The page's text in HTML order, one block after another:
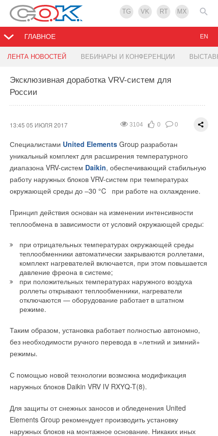
TG VK RT MX
ГЛАВНОЕ
ЛЕНТА НОВОСТЕЙ ВЕБИНАРЫ И КОНФЕРЕНЦИИ
EN
Эксклюзивная доработка VRV-систем для
России
3104 0 0
13:45 05 ИЮЛЯ 2017
Специалистами United Elements Group разработан
уникальный комплект для расширения температурного
диапазона VRV-систем Daikin, обеспечивающий стабильную
работу наружных блоков VRV-систем при температурах
окружающей среды до –30 °C при работе на охлаждение.
Принцип действия основан на изменении интенсивности
теплообмена в зависимости от условий окружающей среды:
при отрицательных температурах окружающей среды
теплообменники автоматически закрываются роллетами,
комплект нагревателей включается, при этом повышается
давление фреона в системе;
при положительных температурах наружного воздуха
роллеты открывают теплообменники, нагреватели
отключаются — оборудование работает в штатном
режиме.
Таким образом, установка работает полностью автономно,
без необходимости ручного перевода в «летний и зимний»
режимы.
С помощью новой технологии возможна модификация
наружных блоков Daikin VRV IV RXYQ-T(8).
Для защиты от снежных заносов и обледенения United
Elements Group рекомендует производить установку
наружных блоков на монтажное основание. Никаких иных
Узел подключения фанкойла Herz Connect
3399
11:05 05 ИЮЛЯ 2017
для простого подключения фанкойлов к системам отопления
Модуль включает в себя:
Комби-клапан HERZ 4006 SMART с возможностью
установки управляющего термоэлектропривода.
Два отсекающих шаровых крана.
Байпас между трубопроводами для обслуживания
системы.
Разборной теплоизоляционный кожух.
Устройство HerzCON также позволяет выполнять промывку
трубопроводной системы без участия фанкойла.
Дренажный кран на крышке фильтра позволяет слить
систему без разбора фильтра.
Максимальное рабочее давление 16 бар
Минимальная рабочая температура –20 °C
Максимальная рабочая температура 130 °C
Возможно использования привода клапана с любым
типом управления (в комплект поставки не входит)
Материалы:
Корпус: стойкая к вымыванию цинка латунь
Hevel начала выпуск солнечных модулей по
17:29 04 ИЮЛЯ 2017
Группа компаний «Хевел» (совместное предприятие Группы
модернизацию технологической линии и увеличила
мощность производственного комплекса до 160 МВт в год.
Этот объём производства позволит на 50% обеспечить
текущие потребности российского рынка солнечной
энергетики.
Завод начал выпуск солнечных модулей по принципиально
новой технологии – гетероструктурной. От большинства
аналогов её отличает наибольшая эффективность в
более 22%. Кроме того, новые модули эффективнее
работают в условиях рассеянного света, а также при высоких
и низких температурах, что существенно расширяет
«Наши солнечные модули по большинству параметров
значительно превосходят мировые аналоги в кремниевом
сегменте, – сообщил генеральный директор группы
компаний «Хевел» Игорь Шахрай – Более чем двукратное